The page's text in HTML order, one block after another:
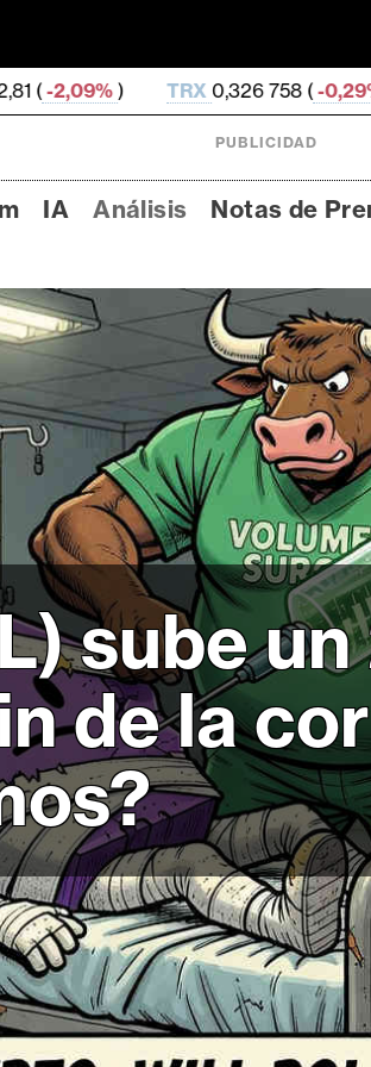
TRX0,326 758 ( -0,29%) HYPE
PUBLICIDAD
IA Análisis Notas de
sube
de la